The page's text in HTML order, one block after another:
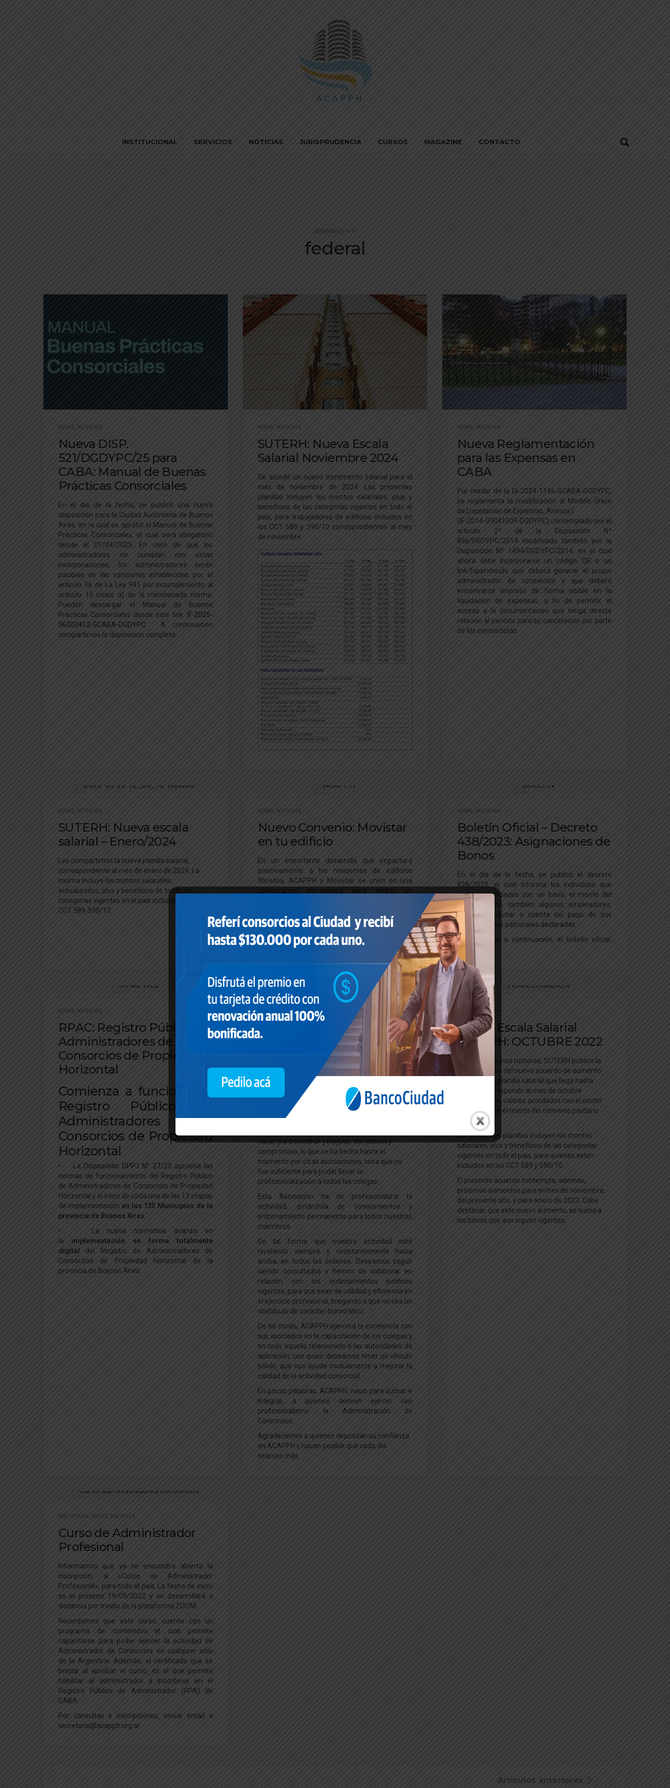
INSTITUCIONAL SERVICIOS NOTICIAS JURISPRUDENCIA CURSOS MAGAZINE CONTACTO
BROWSING TAG
federal
HOME NOTICIAS
Nueva DISP.
521/DGDYPC/25 para
CABA: Manual de Buenas
Prácticas Consorciales
En el día de la fecha, se publicó una nueva
disposición para la Ciudad Autónoma de Buenos
Aires, en la cual se aprobó el Manual de Buenas
Prácticas Consorciales, el cual será obligatorio
desde el 01/04/2025. En caso de que los
administradores no cumplan con estas
incorporaciones, los administradores serán
pasibles de las sanciones establecidas por el
artículo 16 de La Ley 941 por incumplimiento al
artículo 15 inciso d) de la mencionada norma.
Pueden descargar el Manual de Buenos
Prácticas Consorciales desde este link:
IF-2025-
06203412-GCABA-DGDYPC . A continuación
compartimos la disposición completa:
HOME NOTICIAS
SUTERH: Nueva Escala
Salarial Noviembre 2024
Se acordó un nuevo incremento salarial para el
mes de noviembre de 2024. Las presentes
planillas incluyen los montos salariales, plus y
beneficios de las categorías vigentes en todo el
país, para trabajadores de edificios incluidos en
los CCT 589 y 590/10 correspondientes al mes
de noviembre.
HOME NOTICIAS
Nueva Reglamentación
para las Expensas en
CABA
Por medio de la DI-2024-1146-GCABA-DGDYPC,
se reglamenta la modificación al Modelo Único
de Liquidación de Expensas, Anexos I
(IF-2014-09041009-DGDYPC) contemplado por el
artículo 2º de la Disposición Nº
856/DGDYPC/2014 modificado también por la
Disposición Nº 1494/DGDYPC/2014, en el cual
ahora debe incorporarse un código QR o un
link/hipervínculo que deberá generar el propio
administrador de consorcios y que deberá
encontrarse impreso de forma visible en la
liquidación de expensas, a fin de permitir el
acceso a la documentación que tenga directa
relación al periodo para su cancelación por parte
de los consorcistas.
HOME NOTICIAS
SUTERH: Nueva escala
salarial – Enero/2024
Les compartimos la nueva planilla salarial,
correspondiente al mes de enero de 2024. La
misma incluye los montos salariales
actualizados, plus y beneficios de todas las
categorías vigentes en el país incluidas en los
CCT 589-590/10.
HOME NOTICIAS
Nuevo Convenio: Movistar
en tu edificio
En un importante desarrollo que impactará
positivamente a los residentes de edificios
fibrados, ACAPPH y Movistar se unen en una
aún más a los clientes y ofrecer una propuesta
de valor diferencial que atienda a las
necesidades específicas de administraciones,
consorcios y consorcistas.
HOME NOTICIAS
Boletín Oficial – Decreto
438/2023: Asignaciones de
Bonos
En el día de la fecha, se publicó el decreto
438/2023, el cual informa los individuos que
serán beneficiados con un bono, el monto del
mismo, como también algunos empleadores,
podrán computar a cuenta del pago de sus
contribuciones patronales declaradas.
Compartimos a continuación, el boletín oficial:
4382023
HOME NOTICIAS
RPAC: Registro Público de
Administradores de
Consorcios de Propiedad
Horizontal
Comienza a funcionar el
Registro Público de
Administradores de
Consorcios de Propiedad
Horizontal
• La Disposición DPPJ N° 27/23 aprueba las
normas de funcionamiento del Registro Público
de Administradores de Consorcios de Propiedad
Horizontal y el inicio de cada una de las 13 etapas
de implementación en los 135 Municipios de la
provincia de Buenos Aires
• La nueva normativa avanza en
la implementación en forma totalmente
digital
del Registro de Administradores de
Consorcios de Propiedad Horizontal de la
provincia de Buenos Aires.
,HOME ,NOTICIAS
ACAPPH CUMPLE AÑOS
La Asociación Civil Administradores
Profesionales de la Propiedad Horizontal
(ACAPPH
), cumple su 4º aniversario y por tal
motivo, saluda a todos los socios activos y socios
adherentes profesionales que integran a esta
asociación como también a todos los
Administradores de Consorcios y profesionales
relacionados a la Propiedad Horizontal.
nació paraconstruirymejorar, con pasión y
compromiso, lo que se ha hecho hasta el
momento por otras asociaciones, cosa que no
fue suficiente para poder llevar la
profesionalización a todos los colegas.
Esta Asociación ha de profesionalizar la
actividad, dotándola de conocimientos y
entrenamiento permanente para todos nuestros
miembros.
De tal forma que nuestra actividad esté
nivelando siempre y constantemente hacia
arriba, en todos los órdenes. Deseamos seguir
siendo consultados y hemos de colaborar en
relación con los ordenamientos jurídicos
vigentes, para que sean de utilidad y eficiencia en
el ejercicio profesional, bregando a que no sea un
obstáculo de carácter burocrático.
De tal modo, ACAPPH ejercerá la excelencia con
sus asociados en la capacitación de los colegas y
en todo aquello relacionado a las autoridades de
aplicación, con quien deseamos tener un vínculo
sólido, que nos ayude mutuamente a mejorar la
calidad de la actividad consorcial.
En pocas palabras, ACAPPH, nació para sumar e
integrar, a quienes deseen ejercer con
profesionalismo la Administración de
Consorcios.
Agradecemos a quienes depositan su confianza
en ACAPPH y hacen posible que cada día
seamos más.
NOTICIAS
Nueva Escala Salarial
SUTERH: OCTUBRE 2022
Luego de algunos rumores, SUTERH publico la
homologacion del nuevo acuerdo de aumento
salarial. Esta planilla salarial que llega hasta
ustedes corresponde al mes de octubre
incluyendo los valores acordados con el sector
empleador en el marco del convenio paritario
2022.
Las presentes planillas incluyen los montos
salariales, plus y beneficios de las categorías
vigentes en todo el país, para quienes esten
incluidos en los CCT 589 y 590/10.
El presente acuerdo contempla, además,
próximos aumentos para el mes de noviembre,
del presente año, y para enero de 2023. Cabe
destacar, que este nuevo aumento, se suma a
los bonos que aun siguen vigentes.
BIBLIOTECA , HOME NOTICIAS
Curso de Administrador
Profesional
Informamos que ya se encuentra abierta la
inscripción, al «Curso de Administrador
Profesional», para todo el país. La fecha de inicio
es el próximo 19/09/2022 y se desarrollará a
distancia por medio de la plataforma ZOOM.
Recordamos que este curso, cuenta con un
programa de contenidos el cual permite
capacitarse para poder ejercer la actividad de
Administrador de Consorcios en cualquier sitio
de la Argentina. Además, el certificado que se
brinda al aprobar el curso, es el que permite
habilitar al administrador a inscribirse en el
Registro Público de Administrador (RPA) de
CABA.
Por consultas e inscripciones, enviar email a
secretaria@acapph.org.ar
Articulos anteriores